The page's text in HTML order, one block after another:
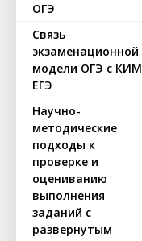
ОГЭ
Связь
экзаменационной
модели ОГЭ с КИМ
ЕГЭ
Научно-
методические
подходы к
проверке и
оцениванию
выполнения
заданий с
развернутым